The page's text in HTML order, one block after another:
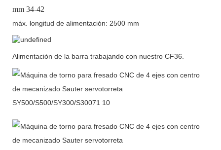
mm 34-42
máx. longitud de alimentación: 2500 mm
Alimentación de la barra trabajando con nuestro CF36.